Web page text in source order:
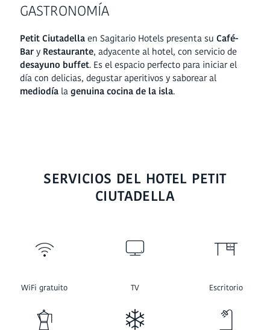
GASTRONOMÍA
Petit Ciutadellaen Sagitario Hotels presenta su Café-
Bary Restaurante, adyacente al hotel, con servicio de
desayuno buffet. Es el espacio perfecto para iniciar el
día con delicias, degustar aperitivos y saborear al
mediodía lagenuina cocina de la isla.
SERVICIOS DEL HOTEL PETIT
CIUTADELLA
WiFi gratuito TV Escritorio